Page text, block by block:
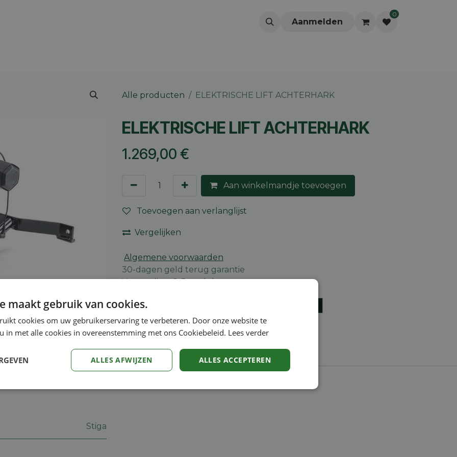
Aanmelden
0
Alle producten ELEKTRISCHE LIFT ACHTERHARK
ELEKTRISCHE LIFT ACHTERHARK
1.269,00 €
Aan winkelmandje toevoegen
Toevoegen aan verlanglijst
Vergelijken
Algemene voorwaarden
30-dagen geld terug garantie
Verzending: 2-5 werkdagen
Veiligheidsinstructies
Stiga
maakt gebruik van cookies.
cookies om uw gebruikerservaring te verbeteren. Door onze website te
in met alle cookies in overeenstemming met ons Cookiebeleid. Lees verder
ALLES ACCEPTEREN
ALLES AFWIJZEN
Prestatie Targeting Functioneel
Niet-